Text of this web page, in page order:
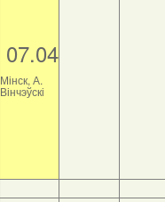
07.04
Мінск, А.
Вінчэўскі